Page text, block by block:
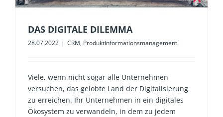
DAS DIGITALE DILEMMA
28.07.2022 | CRM, Produktinformationsmanagement
Viele, wenn nicht sogar alle Unternehmen
versuchen, das gelobte Land der Digitalisierung
zu erreichen. Ihr Unternehmen in ein digitales
Ökosystem zu verwandeln, in dem zu jedem